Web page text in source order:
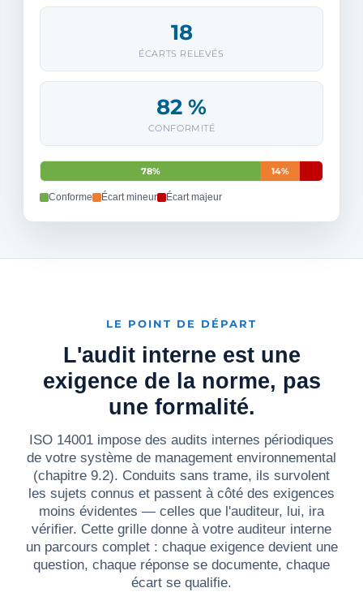
18
ÉCARTS RELEVÉS
82 %
CONFORMITÉ
78% 14%
Conforme Écart mineur Écart majeur
LE POINT DE DÉPART
L'audit interne est une
exigence de la norme, pas
une formalité.
ISO 14001 impose des audits internes périodiques
de votre système de management environnemental
(chapitre 9.2). Conduits sans trame, ils survolent
les sujets connus et passent à côté des exigences
moins évidentes — celles que l'auditeur, lui, ira
vérifier. Cette grille donne à votre auditeur interne
un parcours complet : chaque exigence devient une
question, chaque réponse se documente, chaque
écart se qualifie.